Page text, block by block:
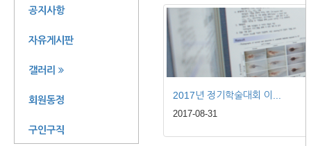
공지사항
자유게시판
갤러리
회원동정
구인구직
2017년 정기학술대회 이...
2017-08-31